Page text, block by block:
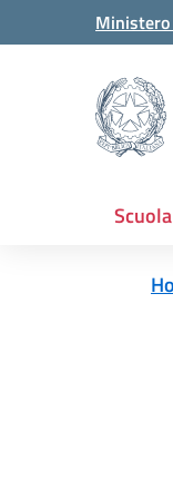
Vai ai contenuti
Vai al menu di
Scuola